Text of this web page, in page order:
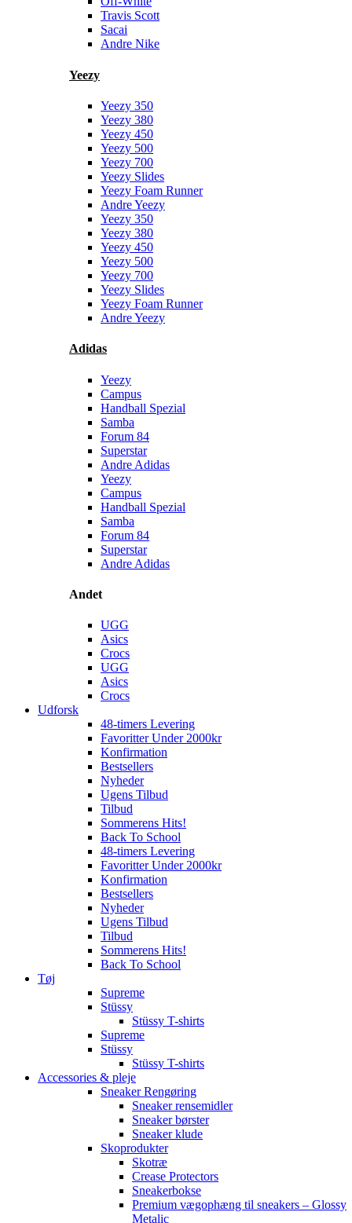
Travis Scott
Sacai
Andre Nike
Yeezy
Yeezy 350
Yeezy 380
Yeezy 450
Yeezy 500
Yeezy 700
Yeezy Slides
Yeezy Foam Runner
Andre Yeezy
Yeezy 350
Yeezy 380
Yeezy 450
Yeezy 500
Yeezy 700
Yeezy Slides
Yeezy Foam Runner
Andre Yeezy
Adidas
Yeezy
Campus
Handball Spezial
Samba
Forum 84
Superstar
Andre Adidas
Yeezy
Campus
Handball Spezial
Samba
Forum 84
Superstar
Andre Adidas
Andet
UGG
Asics
Crocs
UGG
Asics
Crocs
Udforsk
48-timers Levering
Favoritter Under 2000kr
Konfirmation
Bestsellers
Nyheder
Ugens Tilbud
Tilbud
Sommerens Hits!
Back To School
48-timers Levering
Favoritter Under 2000kr
Konfirmation
Bestsellers
Nyheder
Ugens Tilbud
Tilbud
Sommerens Hits!
Back To School
Tøj
Supreme
Stüssy
Stüssy T-shirts
Supreme
Stüssy
Stüssy T-shirts
Accessories & pleje
Sneaker Rengøring
Sneaker rensemidler
Sneaker børster
Sneaker klude
Skoprodukter
Skotræ
Crease Protectors
Sneakerbokse
Premium vægophæng til sneakers – Glossy
Metalic